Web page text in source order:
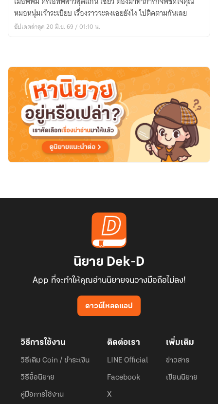
หมอ
เจ้าของ
หัวใจ
หมอหนุ่มเจ้าระเบียบ เรื่องราวจะลงเอยยังไง ไปติดตามกันเลย
อัปเดตล่าสุด 20 มิ.ย. 69 / 01:10 น.
นิยาย Dek-D
App ที่จะทำให้คุณอ่านนิยายจนวางมือถือไม่ลง!
ดาวน์โหลดแอป
วิธีการใช้งาน
วิธีเติม Coin / ชำระเงิน
วิธีซื้อนิยาย
คู่มือการใช้งาน
ติดต่อเรา
LINE Official
Facebook
X
เพิ่มเติม
ข่าวสาร
เขียนนิยาย